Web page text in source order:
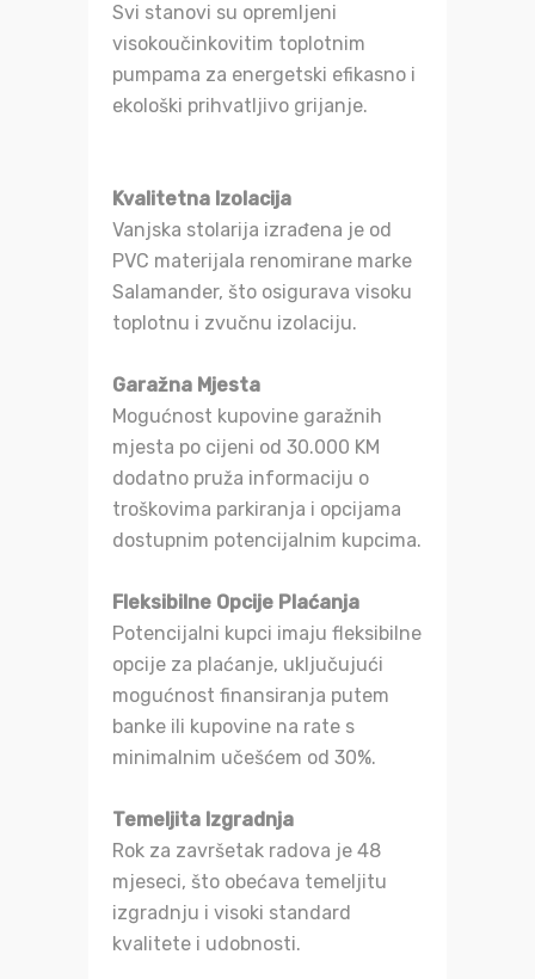
Svi stanovi su opremljeni
visokoučinkovitim toplotnim
pumpama za energetski efikasno i
ekološki prihvatljivo grijanje.
Kvalitetna Izolacija
Vanjska stolarija izrađena je od
PVC materijala renomirane marke
Salamander, što osigurava visoku
toplotnu i zvučnu izolaciju.
Garažna Mjesta
Mogućnost kupovine garažnih
mjesta po cijeni od 30.000 KM
dodatno pruža informaciju o
troškovima parkiranja i opcijama
dostupnim potencijalnim kupcima.
Fleksibilne Opcije Plaćanja
Potencijalni kupci imaju fleksibilne
opcije za plaćanje, uključujući
mogućnost finansiranja putem
banke ili kupovine na rate s
minimalnim učešćem od 30%.
Temeljita Izgradnja
Rok za završetak radova je 48
mjeseci, što obećava temeljitu
izgradnju i visoki standard
kvalitete i udobnosti.